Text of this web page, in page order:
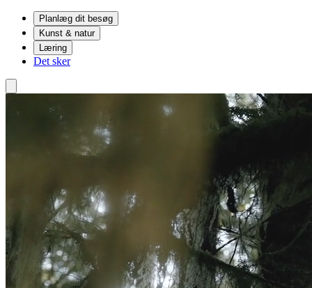
Planlæg dit besøg
Kunst & natur
Læring
Det sker